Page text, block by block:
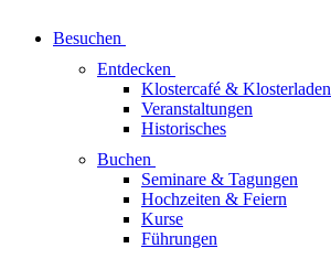
Besuchen
Entdecken
Klostercafé & Klosterladen
Veranstaltungen
Historisches
Buchen
Seminare & Tagungen
Hochzeiten & Feiern
Kurse
Führungen